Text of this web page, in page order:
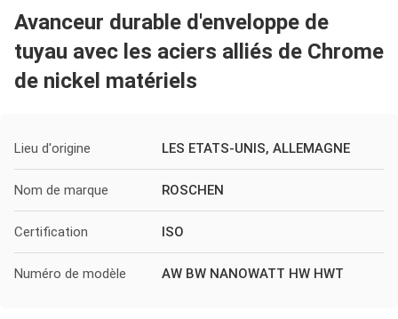
Avanceur durable d'enveloppe de
tuyau avec les aciers alliés de Chrome
de nickel matériels
Lieu d'origine LES ETATS-UNIS, ALLEMAGNE
Nom de marque ROSCHEN
Certification ISO
Numéro de modèle AW BW NANOWATT HW HWT